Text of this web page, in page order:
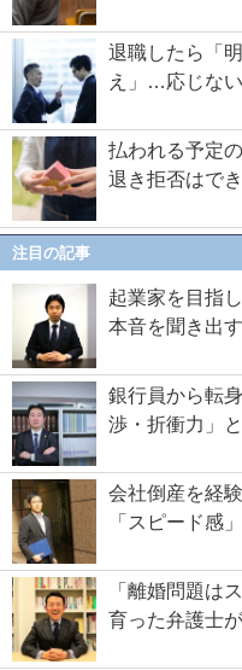
退職したら「
え」…応じな
払われる予定
退き拒否はで
注目の記事
起業家を目指
本音を聞き出
銀行員から転
渉・折衝力」
会社倒産を経
「スピード感
「離婚問題は
育った弁護士